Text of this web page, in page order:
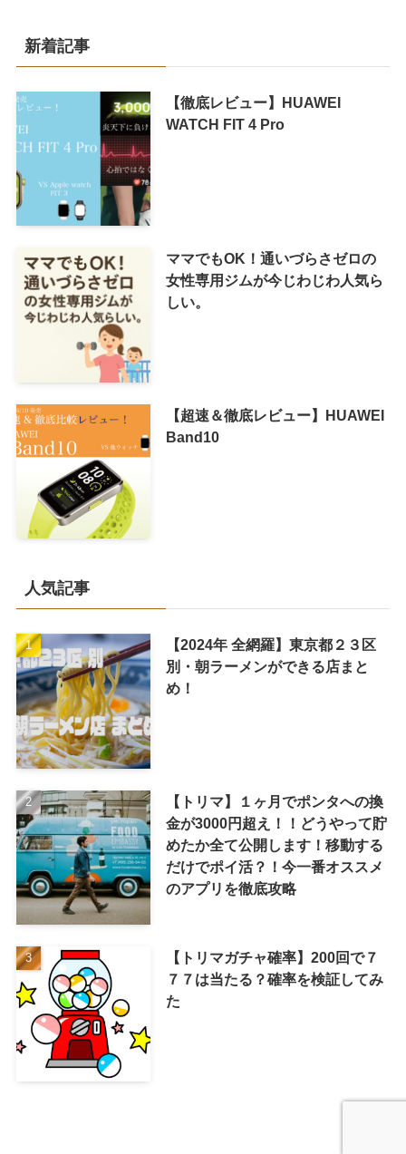
新着記事
【徹底レビュー】HUAWEI
WATCH FIT 4 Pro
ママでもOK！通いづらさゼロの
女性専用ジムが今じわじわ人気ら
しい。
【超速＆徹底レビュー】HUAWEI
Band10
人気記事
【2024年 全網羅】東京都２３区
別・朝ラーメンができる店まと
め！
【トリマ】１ヶ月でポンタへの換
金が3000円超え！！どうやって貯
めたか全て公開します！移動する
だけでポイ活？！今一番オススメ
のアプリを徹底攻略
【トリマガチャ確率】200回で７
７７は当たる？確率を検証してみ
た